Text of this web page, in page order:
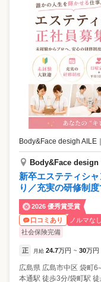
Body&Face desigh AILE
Body&Face
新卒エステティシ
り／充実の研修制度
2026 優秀賞受賞
口コミあり
ノルマなし
社会保険完備
正 月給 24.7万円 ~ 30万円
広島県 広島市中区 袋町
本通駅 徒歩3分/袋町駅